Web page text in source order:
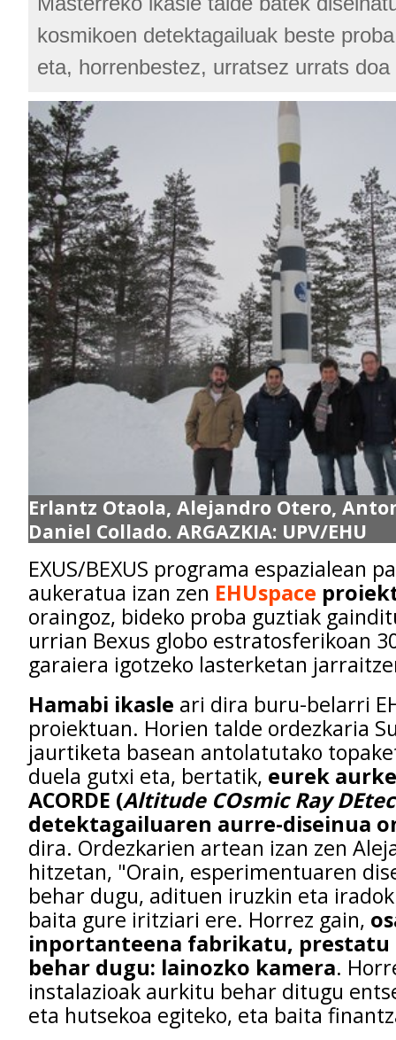
kosmikoen detektagailuak beste
eta, horrenbestez, urratsez urrats doa
Erlantz Otaola, Alejandro Otero,
Daniel Collado. ARGAZKIA: UPV/EHU
EXUS/BEXUS programa espazialean
aukeratua izan zen EHUspace
oraingoz, bideko proba guztiak
urrian Bexus globo estratosferikoan
garaiera igotzeko lasterketan
Hamabi ikasle ari dira buru-belarri
proiektuan. Horien talde ordezkaria
jaurtiketa basean antolatutako
duela gutxi eta, bertatik, eurek
ACORDE (Altitude COsmic Ray
detektagailuaren aurre-diseinua
dira. Ordezkarien artean izan zen
hitzetan, "Orain, esperimentuaren
behar dugu, adituen iruzkin eta
baita gure iritziari ere. Horrez gain,
inportanteena fabrikatu, prestatu
behar dugu: lainozko kamera.
instalazioak aurkitu behar ditugu
eta hutsekoa egiteko, eta baita